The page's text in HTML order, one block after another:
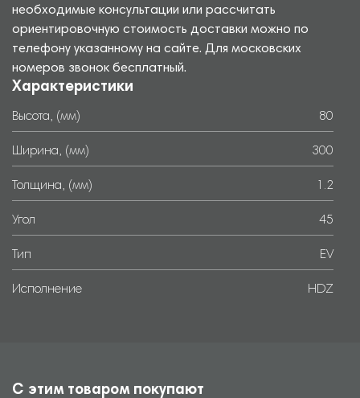
необходимые консультации или рассчитать
ориентировочную стоимость доставки можно по
телефону указанному на сайте. Для московских
номеров звонок бесплатный.
Характеристики
Высота, (мм) 80
Ширина, (мм) 300
Толщина, (мм) 1.2
Угол 45
Тип EV
Исполнение HDZ
С этим товаром покупают